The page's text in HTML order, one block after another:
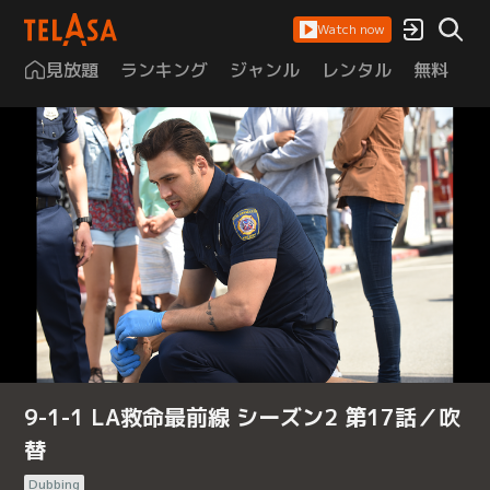
Watch now
見放題 ランキング ジャンル レンタル 無料
9-1-1 LA救命最前線 シーズン2 第17話／吹
替
Dubbing